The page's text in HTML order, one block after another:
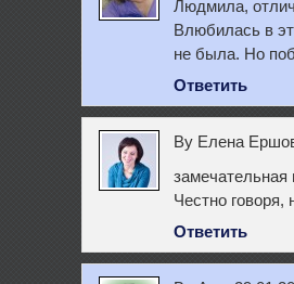
Людмила,
Влюбилась в
не была. Но
Ответить
By Елена
замечательная
Честно говоря,
Ответить